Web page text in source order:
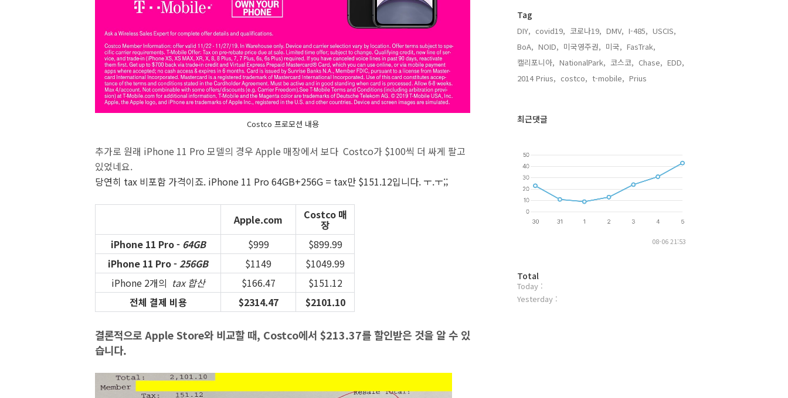
Costco 프로모션 내용
추가로 원래 iPhone 11 Pro 모델의 경우 Apple 매장에서 보다 Costco가 $100씩 더 싸게 팔고
있었네요.
당연히 tax 비포함 가격이죠. iPhone 11 Pro 64GB+256G = tax만 $151.12입니다. ㅜ.ㅜ;;
Apple.com Costco 매
장
iPhone 11 Pro - 64GB $999
$899.99
iPhone 11 Pro -256GB $1149
$1049.99
iPhone 2개의 tax 합산 $166.47
$151.12
전체 결제 비용
$2314.47 $2101.10
결론적으로 Apple Store와 비교할 때, Costco에서 $213.37를 할인받은 것을 알 수 있
습니다.
Tag
DIY, covid19, 코로나19, DMV, I-485, USCIS,
BoA, NOID, 미국영주권, 미국, FasTrak,
캘리포니아, NationalPark, 코스코, Chase, EDD,
2014 Prius, costco, t-mobile, Prius,
최근댓글
08-06 21:53
방
문
자
Total
Today :
Yesterday :